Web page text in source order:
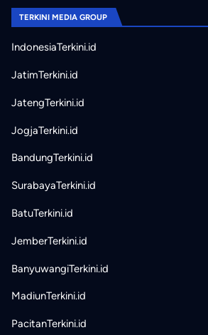
TERKINI MEDIA GROUP
IndonesiaTerkini.id
JatimTerkini.id
JatengTerkini.id
JogjaTerkini.id
BandungTerkini.id
SurabayaTerkini.id
BatuTerkini.id
JemberTerkini.id
BanyuwangiTerkini.id
MadiunTerkini.id
PacitanTerkini.id